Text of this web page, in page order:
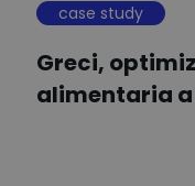
case study
Greci,
alimentaria